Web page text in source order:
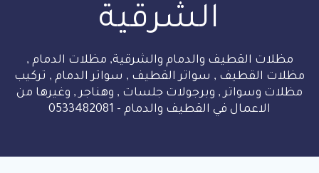
الشرقية
مظلات القطيف والدمام والشرقية, مظلات الدمام ,
مظلات القطيف , سواتر القطيف , سواتر الدمام , تركيب
مظلات وسواتر , وبرجولات جلسات , وهناجر , وغيرها من
الاعمال في القطيف والدمام - 0533482081